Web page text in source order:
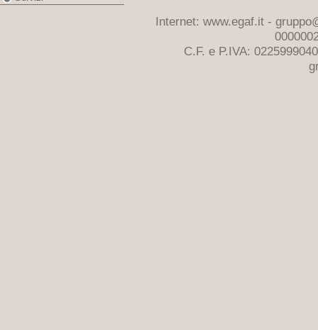
Internet: www.egaf.it -
C.F. e P.IVA: